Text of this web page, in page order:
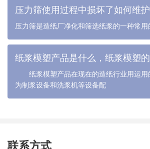
压力筛使用过程中损坏了如何维护
压力筛是造纸厂净化和筛选纸浆的一种常用
纸浆模塑产品在现在的造纸行业用运用
为制浆设备和洗浆机等设备配
联系方式